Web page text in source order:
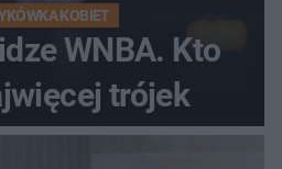
KOBIET
WNBA. Kto
trójek